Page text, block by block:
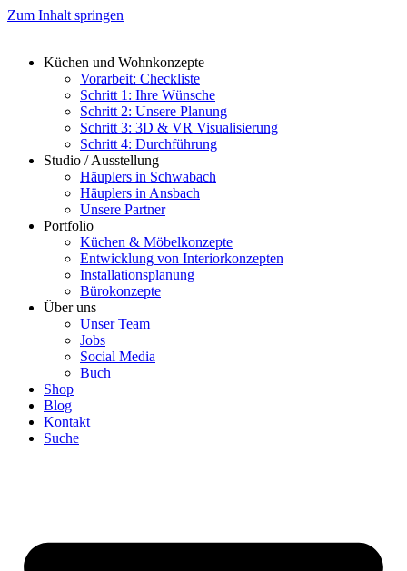
Zum Inhalt springen
Küchen und Wohnkonzepte
Vorarbeit: Checkliste
Schritt 1: Ihre Wünsche
Schritt 2: Unsere Planung
Schritt 3: 3D & VR Visualisierung
Schritt 4: Durchführung
Studio / Ausstellung
Häuplers in Schwabach
Häuplers in Ansbach
Unsere Partner
Portfolio
Küchen & Möbelkonzepte
Entwicklung von Interiorkonzepten
Installationsplanung
Bürokonzepte
Über uns
Unser Team
Jobs
Social Media
Buch
Shop
Blog
Kontakt
Suche